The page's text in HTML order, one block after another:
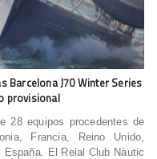
Barcelona J70 Winter Series
provisional
28 equipos procedentes de
Francia, Reino Unido,
El Reial Club Nàutic